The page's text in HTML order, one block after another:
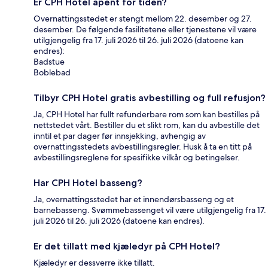
Overnattingsstedet er stengt mellom 22. desember og 27.
desember. De følgende fasilitetene eller tjenestene vil være
utilgjengelig fra 17. juli 2026 til 26. juli 2026 (datoene kan
endres):
Badstue
Boblebad
Tilbyr CPH Hotel gratis avbestilling og full refusjon?
Ja, CPH Hotel har fullt refunderbare rom som kan bestilles på
nettstedet vårt. Bestiller du et slikt rom, kan du avbestille det
inntil et par dager før innsjekking, avhengig av
overnattingsstedets avbestillingsregler. Husk å ta en titt på
avbestillingsreglene for spesifikke vilkår og betingelser.
Har CPH Hotel basseng?
Ja, overnattingsstedet har et innendørsbasseng og et
barnebasseng. Svømmebassenget vil være utilgjengelig fra 17.
juli 2026 til 26. juli 2026 (datoene kan endres).
Er det tillatt med kjæledyr på CPH Hotel?
Kjæledyr er dessverre ikke tillatt.